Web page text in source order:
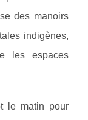
des manoirs
indigènes,
les espaces
le matin pour